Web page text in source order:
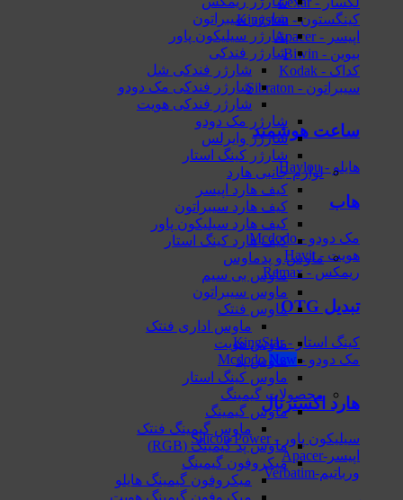
کینگستون - Kingston
اپیسر - Apacer
بیوین - Biwin
کداک - Kodak
سیبراتون - Sibraton
ساعت هوشمند
هایلو - Haylou
هاب
مک دودو - Mcdodo
هویت - Havit
ریمکس - Remax
تبدیل OTG
کینگ استار - KingStar
مک دودو - Mcdodo
هارد اکسترنال
سیلیکون پاور - Silicon Power
اپیسر-Apacer
ورباتیم-Verbatim
شارژر سیبراتون
شارژر سیلیکون پاور
شارژر فندکی
شارژر فندکی شل
شارژر فندکی مک دودو
شارژر فندکی هویت
شارژر مک دودو
شارژر وایرلس
شارژر کینگ استار
لوازم جانبی هارد
کیف هارد اپیسر
کیف هارد سیبراتون
کیف هارد سیلیکون پاور
کیف هارد کینگ استار
ماوس و پدماوس
ماوس بی سیم
ماوس سیبراتون
ماوس فنتک
ماوس اداری فنتک
ماوس هویت
ماوس پد
ماوس کینگ استار
محصولات گیمینگ
ماوس گیمینگ
ماوس گیمینگ فنتک
ماوس‌ پد گیمینگ (RGB)
میکروفون گیمینگ
میکروفون گیمینگ هایلو